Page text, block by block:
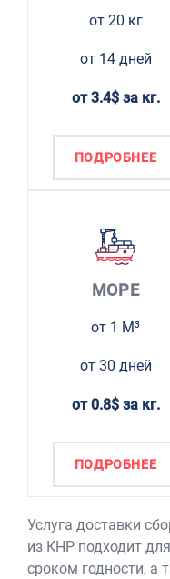
от 20 кг
от 14 дней
от 3.4$ за кг.
ПОДРОБНЕЕ
МОРЕ
от 1 М³
от 30 дней
от 0.8$ за кг.
ПОДРОБНЕЕ
Услуга доставки
из КНР подходит
сроком годности, а